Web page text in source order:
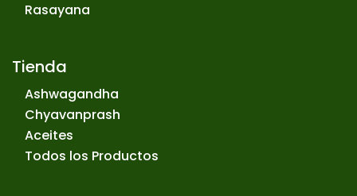
Rasayana
Tienda
Ashwagandha
Chyavanprash
Aceites
Todos los Productos